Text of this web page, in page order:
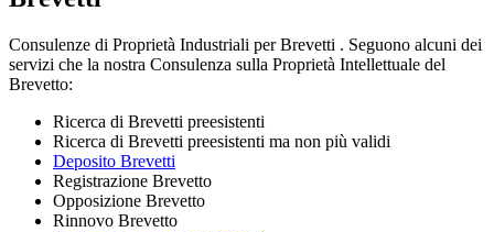
Consulenze di Proprietà Industriali per Brevetti . Seguono alcuni dei
servizi che la nostra Consulenza sulla Proprietà Intellettuale del
Brevetto:
Ricerca di Brevetti preesistenti
Ricerca di Brevetti preesistenti ma non più validi
Deposito Brevetti
Registrazione Brevetto
Opposizione Brevetto
Rinnovo Brevetto